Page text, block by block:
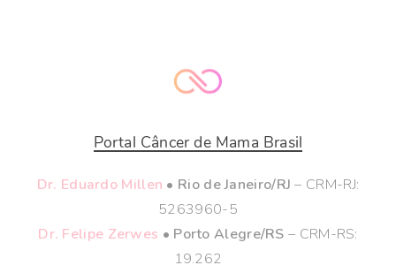
Portal Câncer de Mama Brasil
Dr. Eduardo Millen • Rio de Janeiro/RJ – CRM-RJ:
5263960-5
Dr. Felipe Zerwes • Porto Alegre/RS – CRM-RS:
19.262